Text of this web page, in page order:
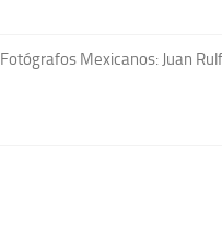
Fotógrafos Mexicanos: Juan